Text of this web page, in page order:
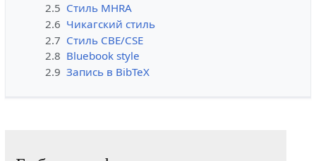
2.5 Стиль MHRA
2.6 Чикагский стиль
2.7 Стиль CBE/CSE
2.8 Bluebook style
2.9 Запись в BibTeX